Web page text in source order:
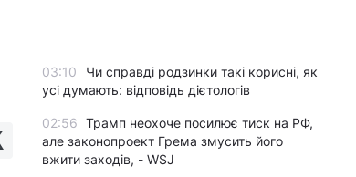
03:10
Чи справді родзинки такі корисні, як
усі думають: відповідь дієтологів
02:56 Трамп неохоче посилює тиск на РФ,
але законопроект Грема змусить його
вжити заходів, - WSJ